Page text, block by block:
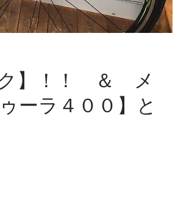
ク】！！ ＆ メ
ーラ４００】と